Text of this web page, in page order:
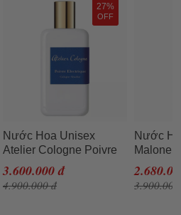
27%
OFF
Nước Hoa Unisex
Atelier Cologne Poivre
Electrique Cologne
Absolue 100ml
3.600.000 đ
4.900.000 đ
Nước
Malone